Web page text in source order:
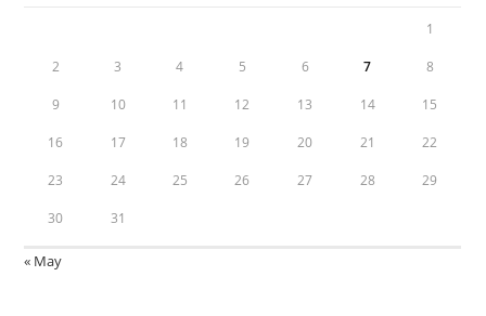
1
2 3 4 5 6 7 8
9 10 11 12 13 14 15
16 17 18 19 20 21 22
23 24 25 26 27 28 29
30 31
« May